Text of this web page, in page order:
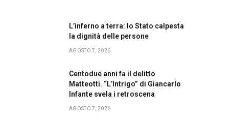
L’inferno a terra: lo Stato calpesta
la dignità delle persone
AGOSTO 7, 2026
Centodue anni fa il delitto
Matteotti. “L’Intrigo” di Giancarlo
Infante svela i retroscena
AGOSTO 7, 2026